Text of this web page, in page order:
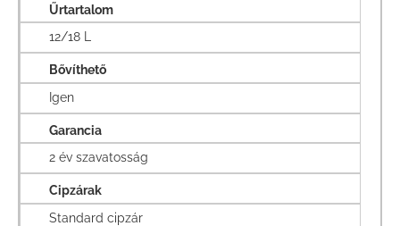
Űrtartalom
12/18 L
Bővíthető
Igen
Garancia
2 év szavatosság
Cipzárak
Standard cipzár